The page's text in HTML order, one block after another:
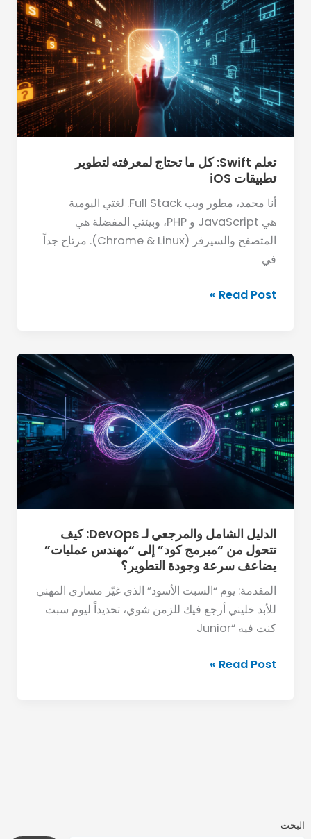
البحث
تعلم Swift: كل ما تحتاج لمعرفته لتطوير
تطبيقات iOS
أنا محمد، مطور ويب Full Stack. لغتي اليومية
هي JavaScript و PHP، وبيئتي المفضلة هي
المتصفح والسيرفر (Chrome & Linux). مرتاح جداً
في
Swift:
كل
ما
تحتاج
لمعرفته
لتطوير
تطبيقات
iOS
Read Post »
الدليل الشامل والمرجعي لـ DevOps: كيف
تتحول من “مبرمج كود” إلى “مهندس عمليات”
يضاعف سرعة وجودة التطوير؟
المقدمة: يوم “السبت الأسود” الذي غيّر مساري المهني
للأبد خليني أرجع فيك للزمن شوي، تحديداً ليوم سبت
كنت فيه “Junior
الدليل
الشامل
والمرجعي
لـ
DevOps:
كيف
تتحول
من
“مبرمج
كود”
إلى
“مهندس
عمليات”
يضاعف
سرعة
التطوير؟
Read Post »